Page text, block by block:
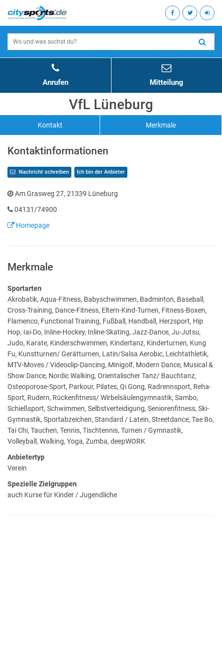
Anrufen Mitteilung
VfL Lüneburg
Kontakt Merkmale
Kontaktinformationen
Nachricht schreiben Ich bin der Anbieter
Am Grasweg 27, 21339 Lüneburg
04131/74900
Homepage
Merkmale
Sportarten
Akrobatik, Aqua-Fitness, Babyschwimmen, Badminton, Baseball,
Cross-Training, Dance-Fitness, Eltern-Kind-Turnen, Fitness-Boxen,
Flamenco, Functional Training, Fußball, Handball, Herzsport, Hip
Hop, Iai-Do, Inline-Hockey, Inline-Skating, Jazz-Dance, Ju-Jutsu,
Judo, Karate, Kinderschwimmen, Kindertanz, Kinderturnen, Kung
Fu, Kunstturnen/ Gerätturnen, Latin/Salsa Aerobic, Leichtathletik,
MTV-Moves / Videoclip-Dancing, Minigolf, Modern Dance, Musical &
Show Dance, Nordic Walking, Orientalischer Tanz/ Bauchtanz,
Osteoporose-Sport, Parkour, Pilates, Qi Gong, Radrennsport, Reha-
Sport, Rudern, Rückenfitness/ Wirbelsäulengymnastik, Sambo,
Schießsport, Schwimmen, Selbstverteidigung, Seniorenfitness, Ski-
Gymnastik, Sportabzeichen, Standard / Latein, Streetdance, Tae Bo,
Tai Chi, Tauchen, Tennis, Tischtennis, Turnen / Gymnastik,
Volleyball, Walking, Yoga, Zumba, deepWORK
Anbietertyp
Verein
Spezielle Zielgruppen
auch Kurse für Kinder / Jugendliche